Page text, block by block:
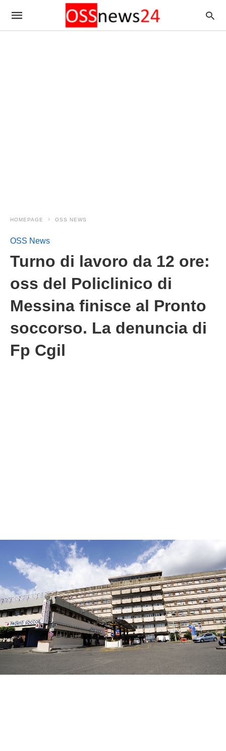
HOMEPAGE OSS NEWS
OSS News
Turno di lavoro da 12 ore:
oss del Policlinico di
Messina finisce al Pronto
soccorso. La denuncia di
Fp Cgil